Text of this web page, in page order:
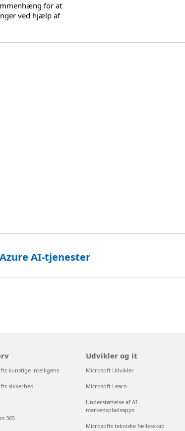
for at
ved hjælp af
Azure AI-tjenester
kunstige intelligens
sikkerhed
365
Udvikler og it
Microsoft Udvikler
Microsoft Learn
Understøttelse af AI-
markedspladsapps
Microsofts tekniske fællesskab